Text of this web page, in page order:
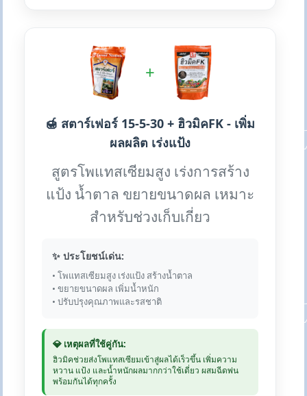
+
🍯 สตาร์เฟอร์ 15-5-30 + ฮิวมิคFK - เพิ่ม
ผลผลิต เร่งแป้ง
สูตรโพแทสเซียมสูง เร่งการสร้าง
แป้ง น้ำตาล ขยายขนาดผล เหมาะ
สำหรับช่วงเก็บเกี่ยว
✨ ประโยชน์เด่น:
• โพแทสเซียมสูง เร่งแป้ง สร้างน้ำตาล
• ขยายขนาดผล เพิ่มน้ำหนัก
• ปรับปรุงคุณภาพและรสชาติ
💎 เหตุผลที่ใช้คู่กัน:
ฮิวมิคช่วยส่งโพแทสเซียมเข้าสู่ผลได้เร็วขึ้น เพิ่มความ
หวาน แป้ง และน้ำหนักผลมากกว่าใช้เดี่ยว ผสมฉีดพ่น
พร้อมกันได้ทุกครั้ง